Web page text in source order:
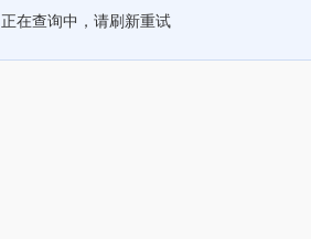
正在查询中，请刷新重试